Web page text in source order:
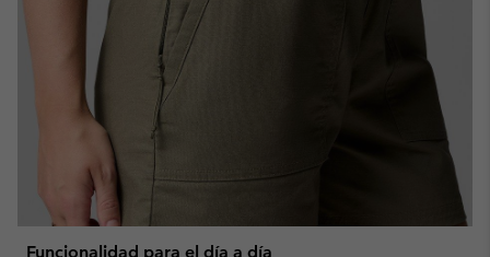
Funcionalidad para el día a día